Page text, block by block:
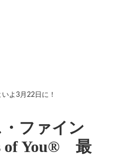
よ3月22日に！
ファイン
of You® 最